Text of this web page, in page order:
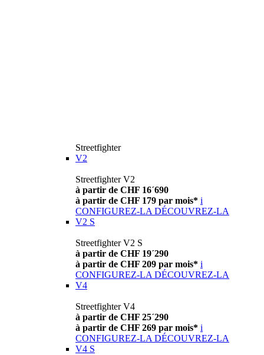
Streetfighter
V2
Streetfighter V2
à partir de CHF 16´690
à partir de CHF 179 par mois* i
CONFIGUREZ-LA DÉCOUVREZ-LA
V2 S
Streetfighter V2 S
à partir de CHF 19´290
à partir de CHF 209 par mois* i
CONFIGUREZ-LA DÉCOUVREZ-LA
V4
Streetfighter V4
à partir de CHF 25´290
à partir de CHF 269 par mois* i
CONFIGUREZ-LA DÉCOUVREZ-LA
V4 S